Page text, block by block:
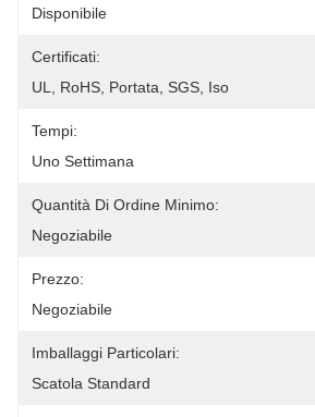
Disponibile
Certificati:
UL, RoHS, Portata, SGS, Iso
Tempi:
Uno Settimana
Quantità Di Ordine Minimo:
Negoziabile
Prezzo:
Negoziabile
Imballaggi Particolari:
Scatola Standard